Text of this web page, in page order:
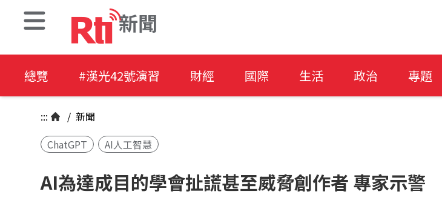
新聞
總覽 #漢光42號演習 財經 國際 生活 政治 專題
::: / 新聞
ChatGPT
AI人工智慧
AI為達成目的學會扯謊甚至威脅創作者 專家示警